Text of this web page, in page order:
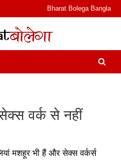
Bharat Bolega Bangla
बोलेगा
और फ़ीचर. भारत बोलेगा हिंदी न्यूज़ वेबसाइट
Podcast I जानकारी भी समझदारी भी
वर्क से नहीं
मशहूर भी हैं और सेक्स वर्कर्स